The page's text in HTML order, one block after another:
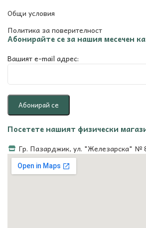
Общи условия
Политика за поверителност
Абонирайте се за нашия месечен
Вашият e-mail адрес:
Посетете нашият физически
Гр. Пазарджик, ул. "Железарска" №